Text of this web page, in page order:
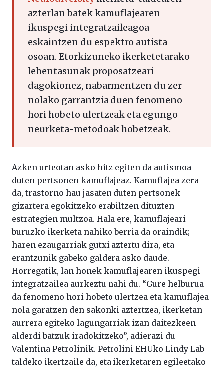
azterlan batek kamuflajearen
ikuspegi integratzaileagoa
eskaintzen du espektro autista
osoan. Etorkizuneko ikerketetarako
lehentasunak proposatzeari
dagokionez, nabarmentzen du zer-
nolako garrantzia duen fenomeno
hori hobeto ulertzeak eta egungo
neurketa-metodoak hobetzeak.
Azken urteotan asko hitz egiten da autismoa
duten pertsonen kamuflajeaz. Kamuflajea zera
da, trastorno hau jasaten duten pertsonek
gizartera egokitzeko erabiltzen dituzten
estrategien multzoa. Hala ere, kamuflajeari
buruzko ikerketa nahiko berria da oraindik;
haren ezaugarriak gutxi aztertu dira, eta
erantzunik gabeko galdera asko daude.
Horregatik, lan honek kamuflajearen ikuspegi
integratzailea aurkeztu nahi du. “Gure helburua
da fenomeno hori hobeto ulertzea eta kamuflajea
nola garatzen den sakonki aztertzea, ikerketan
aurrera egiteko lagungarriak izan daitezkeen
alderdi batzuk iradokitzeko”, adierazi du
Valentina Petrolinik. Petrolini EHUko Lindy Lab
taldeko ikertzaile da, eta ikerketaren egileetako